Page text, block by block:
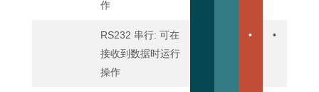
作
RS232 串行: 可在
接收到数据时运行
操作
• •